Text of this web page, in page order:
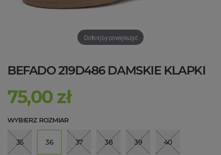
Dotknij by powiększyć
BEFADO 219D486 DAMSKIE KLAPKI
75,00 zł
WYBIERZ ROZMIAR
35 36 37 38 39 40